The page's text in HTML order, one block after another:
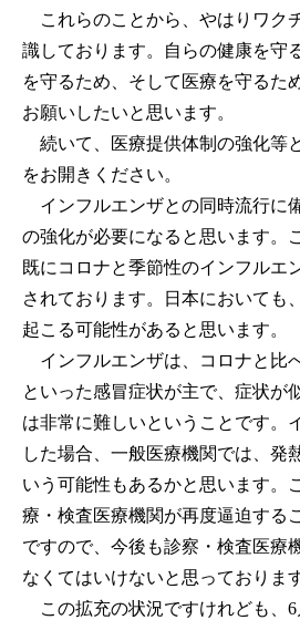
これらのことから、やはりワク
識しております。自らの健康を守
を守るため、そして医療を守るた
お願いしたいと思います。
続いて、医療提供体制の強化等
をお開きください。
インフルエンザとの同時流行に
の強化が必要になると思います。
既にコロナと季節性のインフルエ
されております。日本においても
起こる可能性があると思います。
インフルエンザは、コロナと比
といった感冒症状が主で、症状が
は非常に難しいということです。
した場合、一般医療機関では、発
いう可能性もあるかと思います。
療・検査医療機関が再度逼迫する
ですので、今後も診察・検査医療
なくてはいけないと思っております
この拡充の状況ですけれども、6